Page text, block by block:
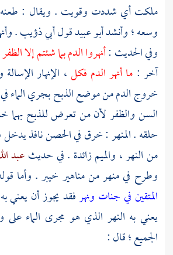
ملكت أي شددت وقويت . ويقال : طعنه
وسعه ؛ وأنشدأبو عبيدقولأبي ذؤيب.
وفي الحديث :أنهروا الدم بما شئتم إلا
آخر : ما أنهر الدم فكل، الإنهار
خروج الدم من موضع الذبح بجري الماء في
السن والظفر لأن من تعرض للذبح بهما
حلقه . المنهر : خرق في الحصن نافذ يدخل
من النهر ، والميم زائدة . في حديثعبد
وطرح في منهر من مناهير خيبر. وأما
المتقين في جنات ونهرفقد يجوز أن يعني
يعني به النهر الذي هو مجرى الماء
الجميع ؛ قال :